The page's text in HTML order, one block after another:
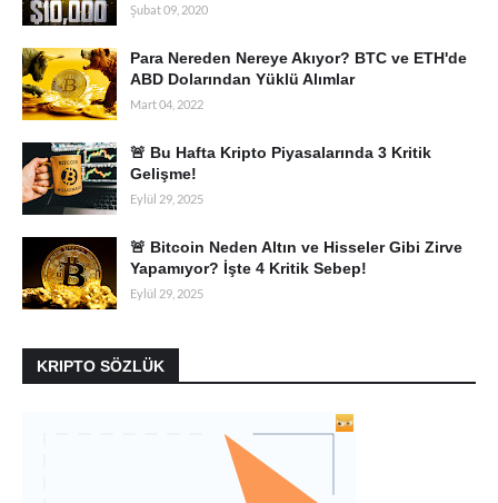
Şubat 09, 2020
Para Nereden Nereye Akıyor? BTC ve ETH'de
ABD Dolarından Yüklü Alımlar
Mart 04, 2022
🚨 Bu Hafta Kripto Piyasalarında 3 Kritik
Gelişme!
Eylül 29, 2025
🚨 Bitcoin Neden Altın ve Hisseler Gibi Zirve
Yapamıyor? İşte 4 Kritik Sebep!
Eylül 29, 2025
KRIPTO SÖZLÜK